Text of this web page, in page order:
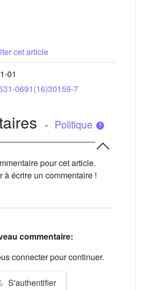
cet article
01
0691(16)30159-7
- Politique
pour cet article.
à écrire un commentaire !
commentaire:
connecter pour continuer.
S'authentifier